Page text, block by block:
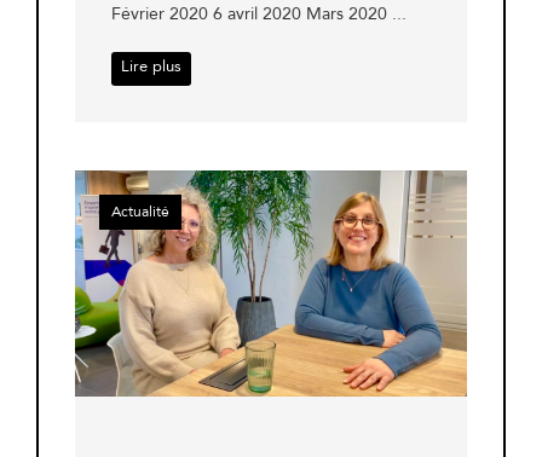
Février 2020 6 avril 2020 Mars 2020 ...
Lire plus
Actualité